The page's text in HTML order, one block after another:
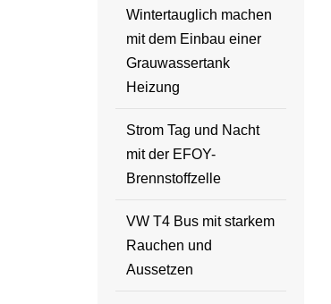
Wintertauglich machen
mit dem Einbau einer
Grauwassertank
Heizung
Strom Tag und Nacht
mit der EFOY-
Brennstoffzelle
VW T4 Bus mit starkem
Rauchen und
Aussetzen